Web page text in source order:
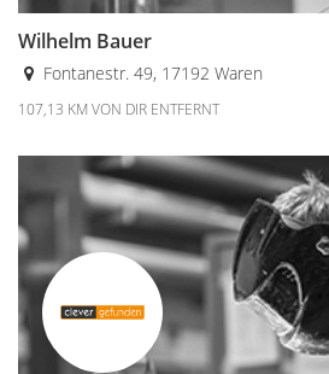
Wilhelm Bauer
Fontanestr. 49, 17192 Waren
107,13 KM VON DIR ENTFERNT